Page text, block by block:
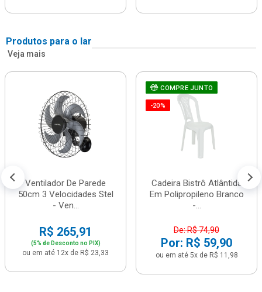
Produtos para o lar
Veja mais
Ventilador De Parede
50cm 3 Velocidades Stel
- Ven...
R$ 265,91
(5% de Desconto no PIX)
ou em até 12x de R$ 23,33
COMPRE JUNTO
-20%
Cadeira Bistrô Atlântida
Em Polipropileno Branco
-...
De: R$ 74,90
Por: R$ 59,90
ou em até 5x de R$ 11,98